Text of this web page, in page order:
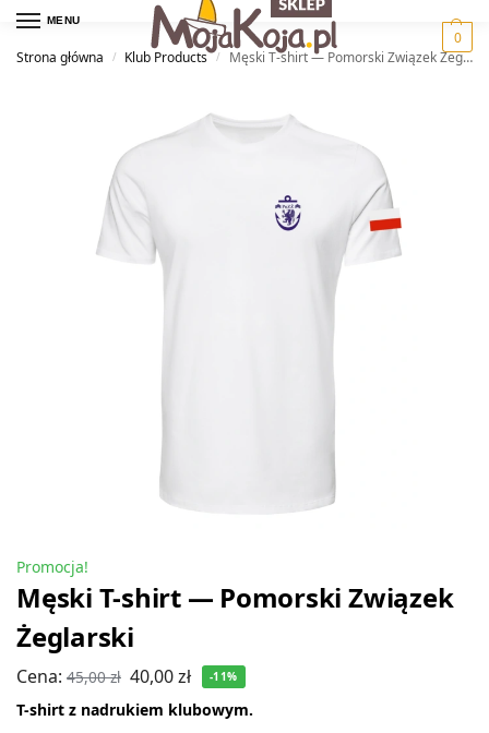
MENU
0
Strona główna
/ Klub Products / Męski T-shirt — Pomorski Związek Żeglarski
Promocja!
Męski T-shirt — Pomorski Związek
Żeglarski
Cena: 45,00zł 40,00zł -11%
T-shirt z nadrukiem klubowym.